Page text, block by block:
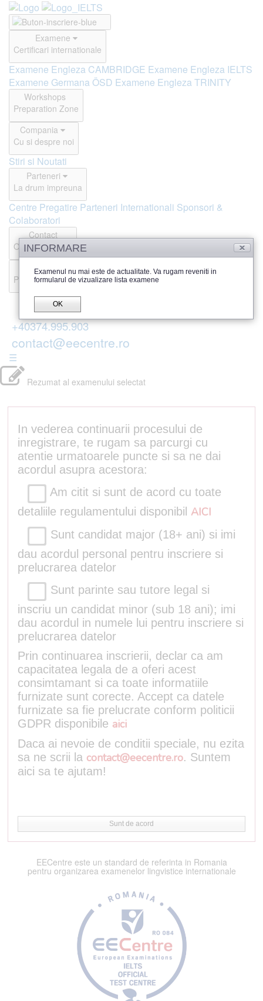
Examene
Certificari internationale
Examene Engleza CAMBRIDGE Examene Engleza IELTS
Examene Germana ÖSD Examene Engleza TRINITY
Workshops
Preparation Zone
Compania
Cu si despre noi
Stiri si Noutati
Parteneri
La drum impreuna
Centre Pregatire Parteneri Internationali Sponsori &
Colaboratori
Contact
Offline si Online
Recenzii
Parerea publicului
+40374.995.903
contact@eecentre.ro
☰
Rezumat al examenului selectat
In vederea continuarii procesului de
inregistrare, te rugam sa parcurgi cu
atentie urmatoarele puncte si sa ne dai
acordul asupra acestora:
Am citit si sunt de acord cu toate
detaliile regulamentului disponibil AICI
Sunt candidat major (18+ ani) si imi
dau acordul personal pentru inscriere si
prelucrarea datelor
Sunt parinte sau tutore legal si
inscriu un candidat minor (sub 18 ani); imi
dau acordul in numele lui pentru inscriere si
prelucrarea datelor
Prin continuarea inscrierii, declar ca am
capacitatea legala de a oferi acest
consimtamant si ca toate informatiile
furnizate sunt corecte. Accept ca datele
furnizate sa fie prelucrate conform politicii
GDPR disponibile aici
Daca ai nevoie de conditii speciale, nu ezita
sa ne scrii la contact@eecentre.ro. Suntem
aici sa te ajutam!
Sunt de acord
EECentre este un standard de referinta in Romania
pentru organizarea examenelor lingvistice internationale
INFORMARE
Examenul nu mai este de actualitate. Va rugam reveniti in
formularul de vizualizare lista examene
OK